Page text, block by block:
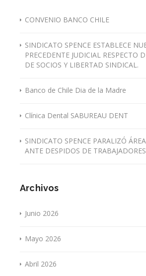
CONVENIO BANCO CHILE
SINDICATO SPENCE ESTABLECE
PRECEDENTE JUDICIAL RESPECTO
DE SOCIOS Y LIBERTAD SINDICAL.
Banco de Chile Dia de la Madre
Clínica Dental SABUREAU DENT
SINDICATO SPENCE PARALIZÓ
ANTE DESPIDOS DE TRABAJADORES
Archivos
Junio 2026
Mayo 2026
Abril 2026